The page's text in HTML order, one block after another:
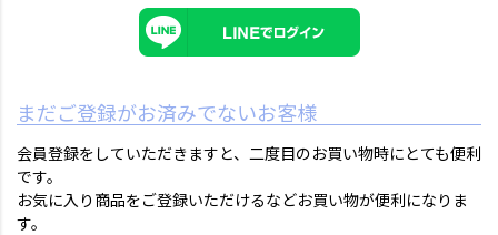
まだご登録がお済みでないお客様
会員登録をしていただきますと、二度目のお買い物時にとても便利
です。
お気に入り商品をご登録いただけるなどお買い物が便利になりま
す。